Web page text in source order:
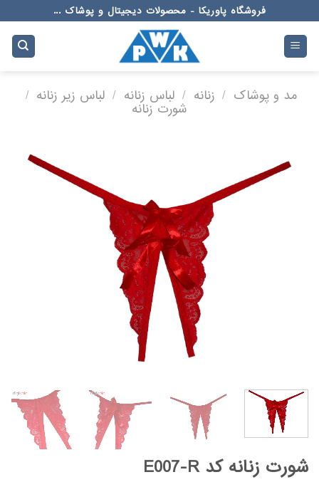
to
content
فروشگاه پاوریکا - محصولات دیجیتال و پوشاک ...
مد و پوشاک / زنانه / لباس زنانه / لباس زیر زنانه /
شورت زنانه
شورت زنانه کد E007-R